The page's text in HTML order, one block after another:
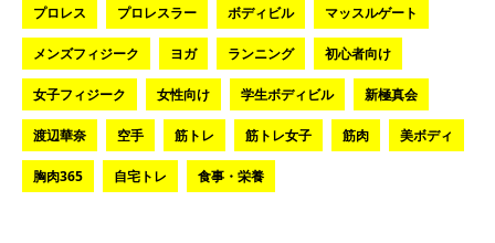
プロレス プロレスラー ボディビル マッスルゲート
メンズフィジーク ヨガ ランニング 初心者向け
女子フィジーク 女性向け 学生ボディビル 新極真会
渡辺華奈 空手 筋トレ 筋トレ女子 筋肉 美ボディ
胸肉365 自宅トレ 食事・栄養